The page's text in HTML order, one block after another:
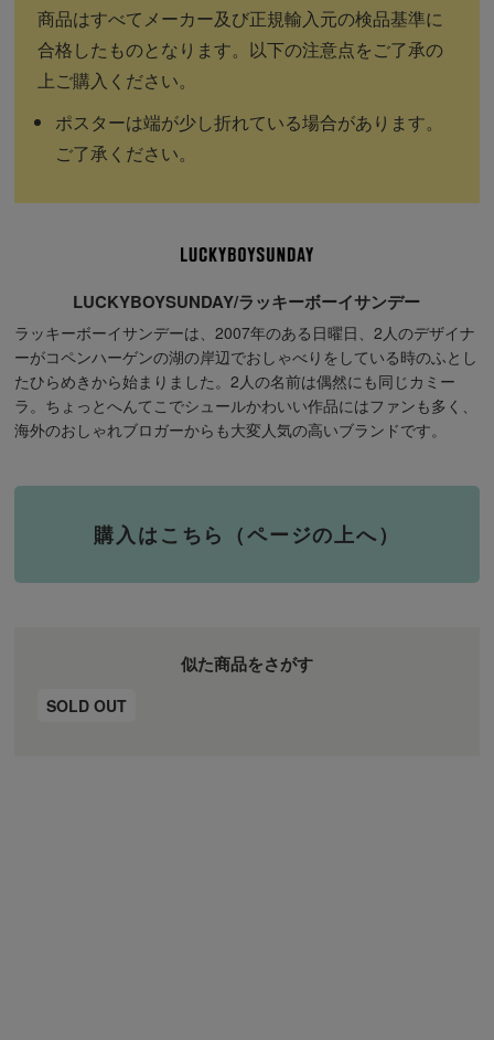
商品はすべてメーカー及び正規輸入元の検品基準に
合格したものとなります。以下の注意点をご了承の
上ご購入ください。
ポスターは端が少し折れている場合があります。
ご了承ください。
LUCKYBOYSUNDAY/ラッキーボーイサンデー
ラッキーボーイサンデーは、2007年のある日曜日、2人のデザイナ
ーがコペンハーゲンの湖の岸辺でおしゃべりをしている時のふとし
たひらめきから始まりました。2人の名前は偶然にも同じカミー
ラ。ちょっとへんてこでシュールかわいい作品にはファンも多く、
海外のおしゃれブロガーからも大変人気の高いブランドです。
購入はこちら（ページの上へ）
似た商品をさがす
SOLD OUT